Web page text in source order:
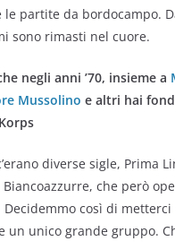
le partite da bordocampo.
sono rimasti nel cuore.
negli anni ’70, insieme a
Mussolino e altri hai
diverse sigle, Prima
Biancoazzurre, che però
Decidemmo così di
un unico grande gruppo.